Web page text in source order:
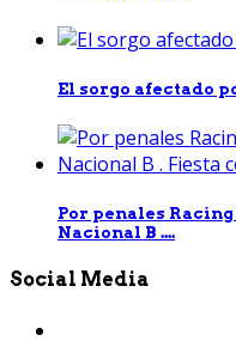
El sorgo afectado
Por penales
Nacional B ....
Social Media